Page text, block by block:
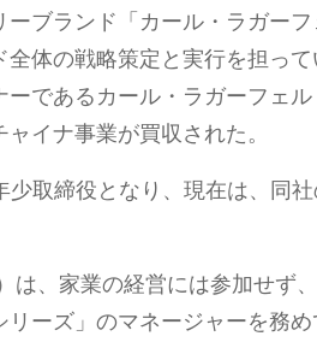
ーブランド「カール・ラガー
体の戦略策定と実行を担っ
であるカール・ラガーフェ
イナ事業が買収された。
少取締役となり、現在は、同
は、家業の経営には参加せず
ーズ」のマネージャーを務